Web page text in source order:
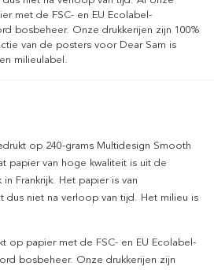
met de FSC- en EU Ecolabel-
bosbeheer. Onze drukkerijen zijn 100%
van de posters voor Dear Sam is
milieulabel.
op 240-grams Multidesign Smooth
papier van hoge kwaliteit is uit de
Frankrijk. Het papier is van
dus niet na verloop van tijd. Het milieu is
op papier met de FSC- en EU Ecolabel-
bosbeheer. Onze drukkerijen zijn